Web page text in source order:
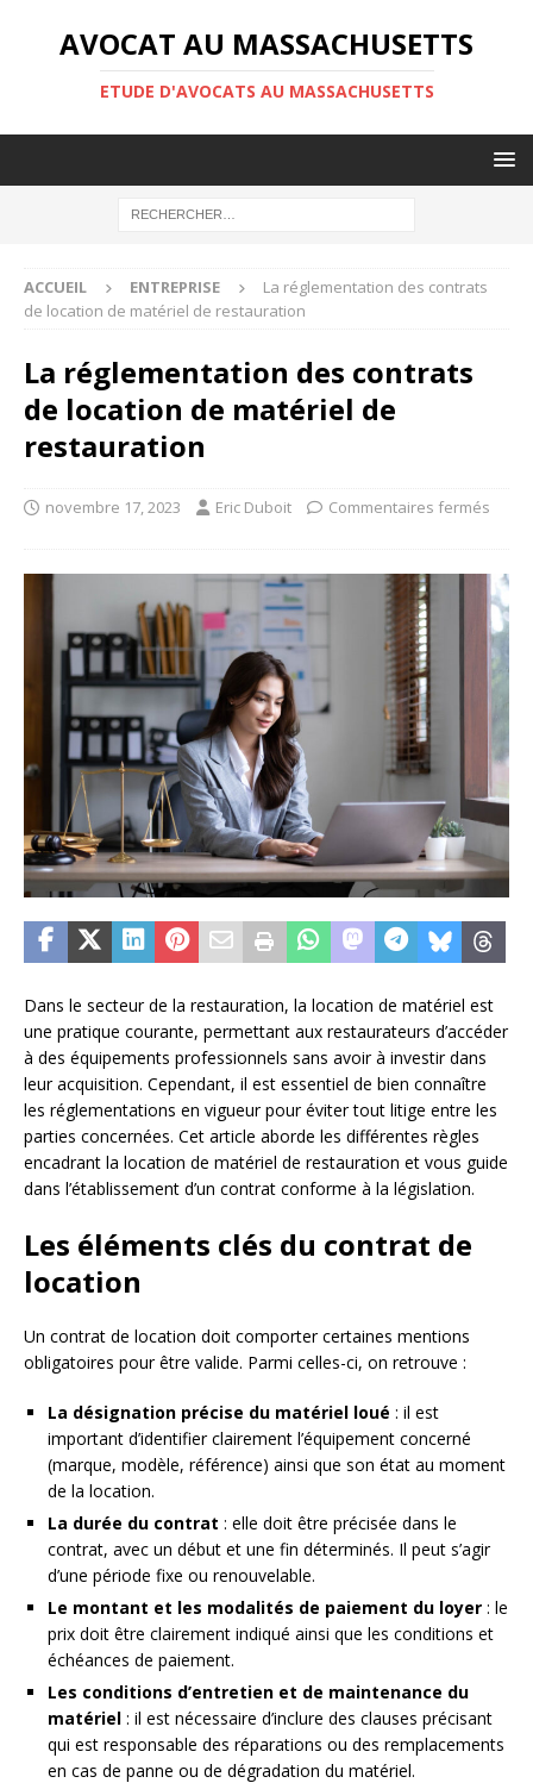
AVOCAT AU MASSACHUSETTS
ETUDE D'AVOCATS AU MASSACHUSETTS
ACCUEIL ENTREPRISE
La réglementation des contrats
de location de matériel de restauration
La réglementation des contrats
de location de matériel de
restauration
novembre 17, 2023 Eric Duboit Commentaires fermés
Dans le secteur de la restauration, la location de matériel est
une pratique courante, permettant aux restaurateurs d’accéder
à des équipements professionnels sans avoir à investir dans
leur acquisition. Cependant, il est essentiel de bien connaître
les réglementations en vigueur pour éviter tout litige entre les
parties concernées. Cet article aborde les différentes règles
encadrant la location de matériel de restauration et vous guide
dans l’établissement d’un contrat conforme à la législation.
Les éléments clés du contrat de
location
Un contrat de location doit comporter certaines mentions
obligatoires pour être valide. Parmi celles-ci, on retrouve :
La désignation précise du matériel loué : il est
important d’identifier clairement l’équipement concerné
(marque, modèle, référence) ainsi que son état au moment
de la location.
La durée du contrat : elle doit être précisée dans le
contrat, avec un début et une fin déterminés. Il peut s’agir
d’une période fixe ou renouvelable.
Le montant et les modalités de paiement du loyer : le
prix doit être clairement indiqué ainsi que les conditions et
échéances de paiement.
Les conditions d’entretien et de maintenance du
matériel : il est nécessaire d’inclure des clauses précisant
qui est responsable des réparations ou des remplacements
en cas de panne ou de dégradation du matériel.